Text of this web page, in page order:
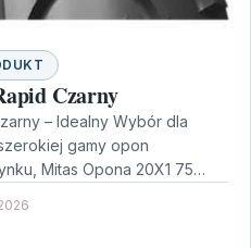
Czarny
– Idealny Wybór dla
gamy opon
Mitas Opona 20X1 75…